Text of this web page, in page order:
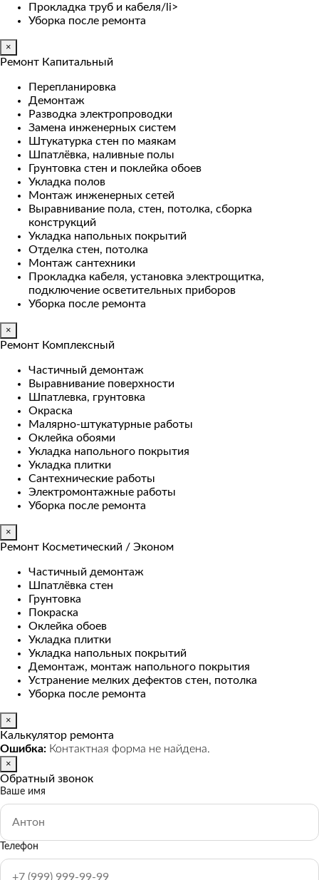
Прокладка труб и кабеля/li>
Уборка после ремонта
×
Ремонт Капитальный
Перепланировка
Демонтаж
Разводка электропроводки
Замена инженерных систем
Штукатурка стен по маякам
Шпатлёвка, наливные полы
Грунтовка стен и поклейка обоев
Укладка полов
Монтаж инженерных сетей
Выравнивание пола, стен, потолка, сборка
конструкций
Укладка напольных покрытий
Отделка стен, потолка
Монтаж сантехники
Прокладка кабеля, установка электрощитка,
подключение осветительных приборов
Уборка после ремонта
×
Ремонт Комплексный
Частичный демонтаж
Выравнивание поверхности
Шпатлевка, грунтовка
Окраска
Малярно-штукатурные работы
Оклейка обоями
Укладка напольного покрытия
Укладка плитки
Сантехнические работы
Электромонтажные работы
Уборка после ремонта
×
Ремонт Косметический / Эконом​
Частичный демонтаж
Шпатлёвка стен
Грунтовка
Покраска
Оклейка обоев
Укладка плитки
Укладка напольных покрытий
Демонтаж, монтаж напольного покрытия
Устранение мелких дефектов стен, потолка
Уборка после ремонта
×
Калькулятор ремонта
Ошибка: Контактная форма не найдена.
×
Обратный звонок
Ваше имя
Телефон